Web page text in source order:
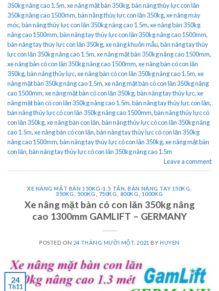
350kg nâng cao 1.5m,xe nâng mặt bàn 350kg,bàn nâng thủy lực con lăn
350kg nâng cao 1500mm,bàn nâng thủy lực con lăn 350kg,xe nâng máy
móc,bàn nâng thủy lực con lăn 350kg nâng cao 1.5m,xe nâng bàn 350kg
nâng cao 1500mm,bàn nâng tay thủy lực con lăn 350kg nâng cao 1500mm,
bàn nâng tay thủy lực con lăn 350kg,xe nâng khuôn mẫu,bàn nâng tay thủy
lực con lăn 350kg nâng cao 1.5m,xe nâng mặt bàn 350kg nâng cao 1500mm,
xe nâng bàn có con lăn 350kg nâng cao 1500mm,xe nâng bàn có con lăn
350kg,bàn nâng thủy lực,xe nâng bàn có con lăn 350kg nâng cao 1.5m,xe
nâng mặt bàn 350kg nâng cao 1.5m,xe nâng mặt bàn có con lăn 350kg nâng
cao 1500mm,xe nâng mặt bàn có con lăn 350kg,bàn nâng tay thủy lực,xe
nâng mặt bàn có con lăn 350kg nâng cao 1.5m,bàn nâng tay thủy lực con lăn,
bàn nâng thủy lực có con lăn 350kg nâng cao 1500mm,bàn nâng thủy lực có
con lăn 350kg,xe nâng bàn con lăn,bàn nâng thủy lực có con lăn 350kg nâng
cao 1.5m,xe nâng bàn có con lăn,bàn nâng tay thủy lực có con lăn 350kg
nâng cao 1500mm,bàn nâng tay thủy lực có con lăn 350kg,xe nâng mặt bàn
con lăn,bàn nâng tay thủy lực có con lăn 350kg nâng cao 1.5m
Leave a comment
XE NÂNG MẶT BÀN 150KG-1.5 TẤN ,BÀN NÂNG TAY 150KG,
350KG, 500KG, 750KG, 800KG, 1000KG
Xe nâng mặt bàn có con lăn 350kg nâng
cao 1300mm GAMLIFT – GERMANY
POSTED ON 24 THÁNG MƯỜI MỘT, 2021 BY HUYEN
24
Th11